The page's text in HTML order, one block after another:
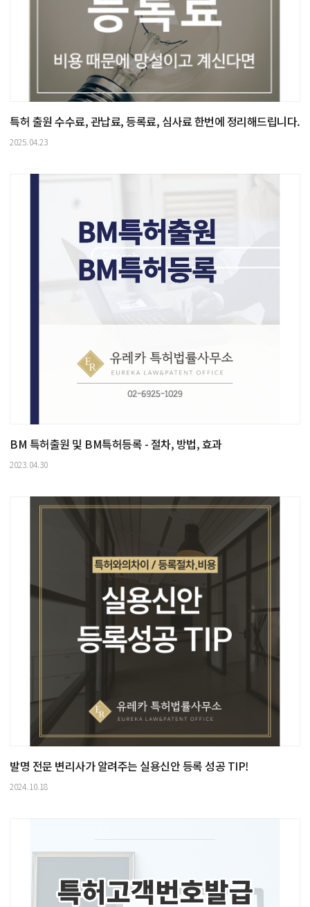
특허 출원 수수료, 관납료, 등록료, 심사료 한번에 정리해드립니다.
2025.04.23
BM 특허출원 및 BM특허등록 - 절차, 방법, 효과
2023.04.30
발명 전문 변리사가 알려주는 실용신안 등록 성공 TIP!
2024.10.18